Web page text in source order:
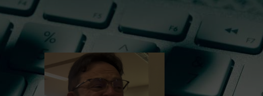
receber filhos no Dia dos
Pais